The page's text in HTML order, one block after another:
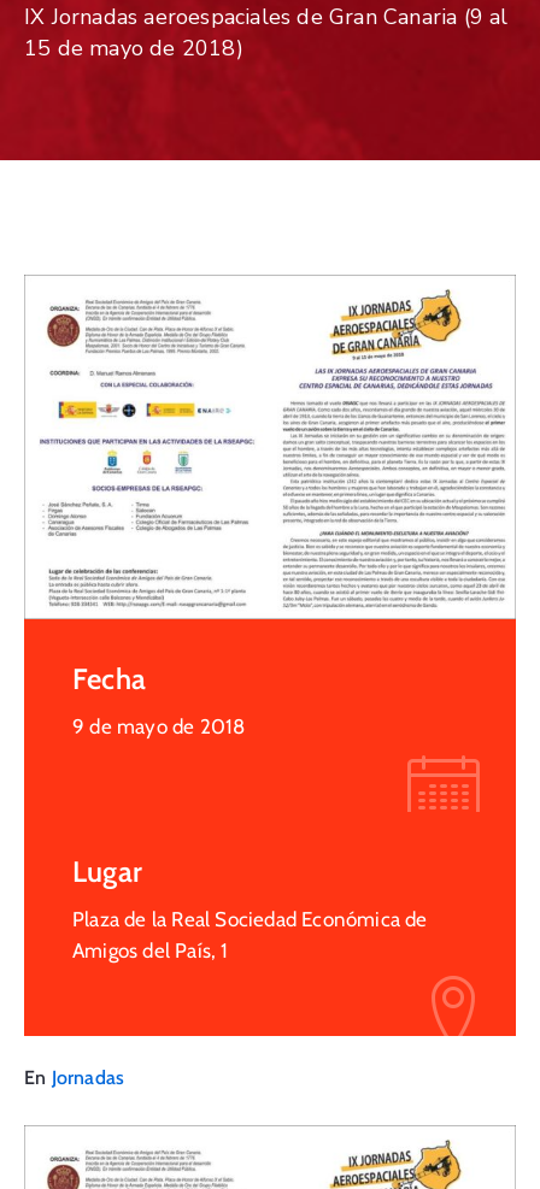
IX Jornadas aeroespaciales de Gran Canaria (9 al
15 de mayo de 2018)
Fecha
9 de mayo de 2018
Lugar
Plaza de la Real Sociedad Económica de
Amigos del País, 1
En Jornadas